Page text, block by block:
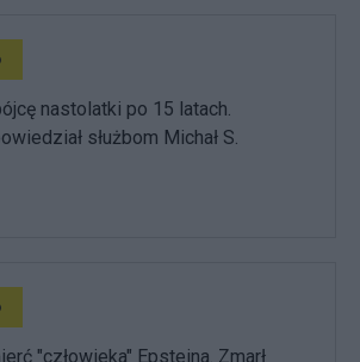
nastolatki po 15 latach.
służbom Michał S.
"człowieka" Epsteina. Zmarł